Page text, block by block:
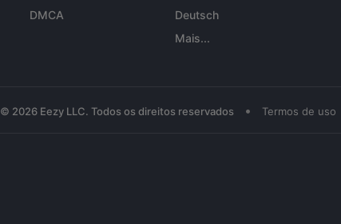
DMCA
Deutsch
Mais...
© 2026 Eezy LLC. Todos os direitos reservados • Termos de uso